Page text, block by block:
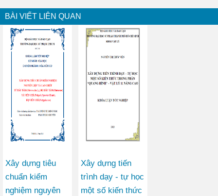
BÀI VIẾT LIÊN QUAN
Xây dựng tiêu
chuẩn kiểm
nghiệm nguyên
Xây dựng tiến
trình dạy - tự học
một số kiến thức